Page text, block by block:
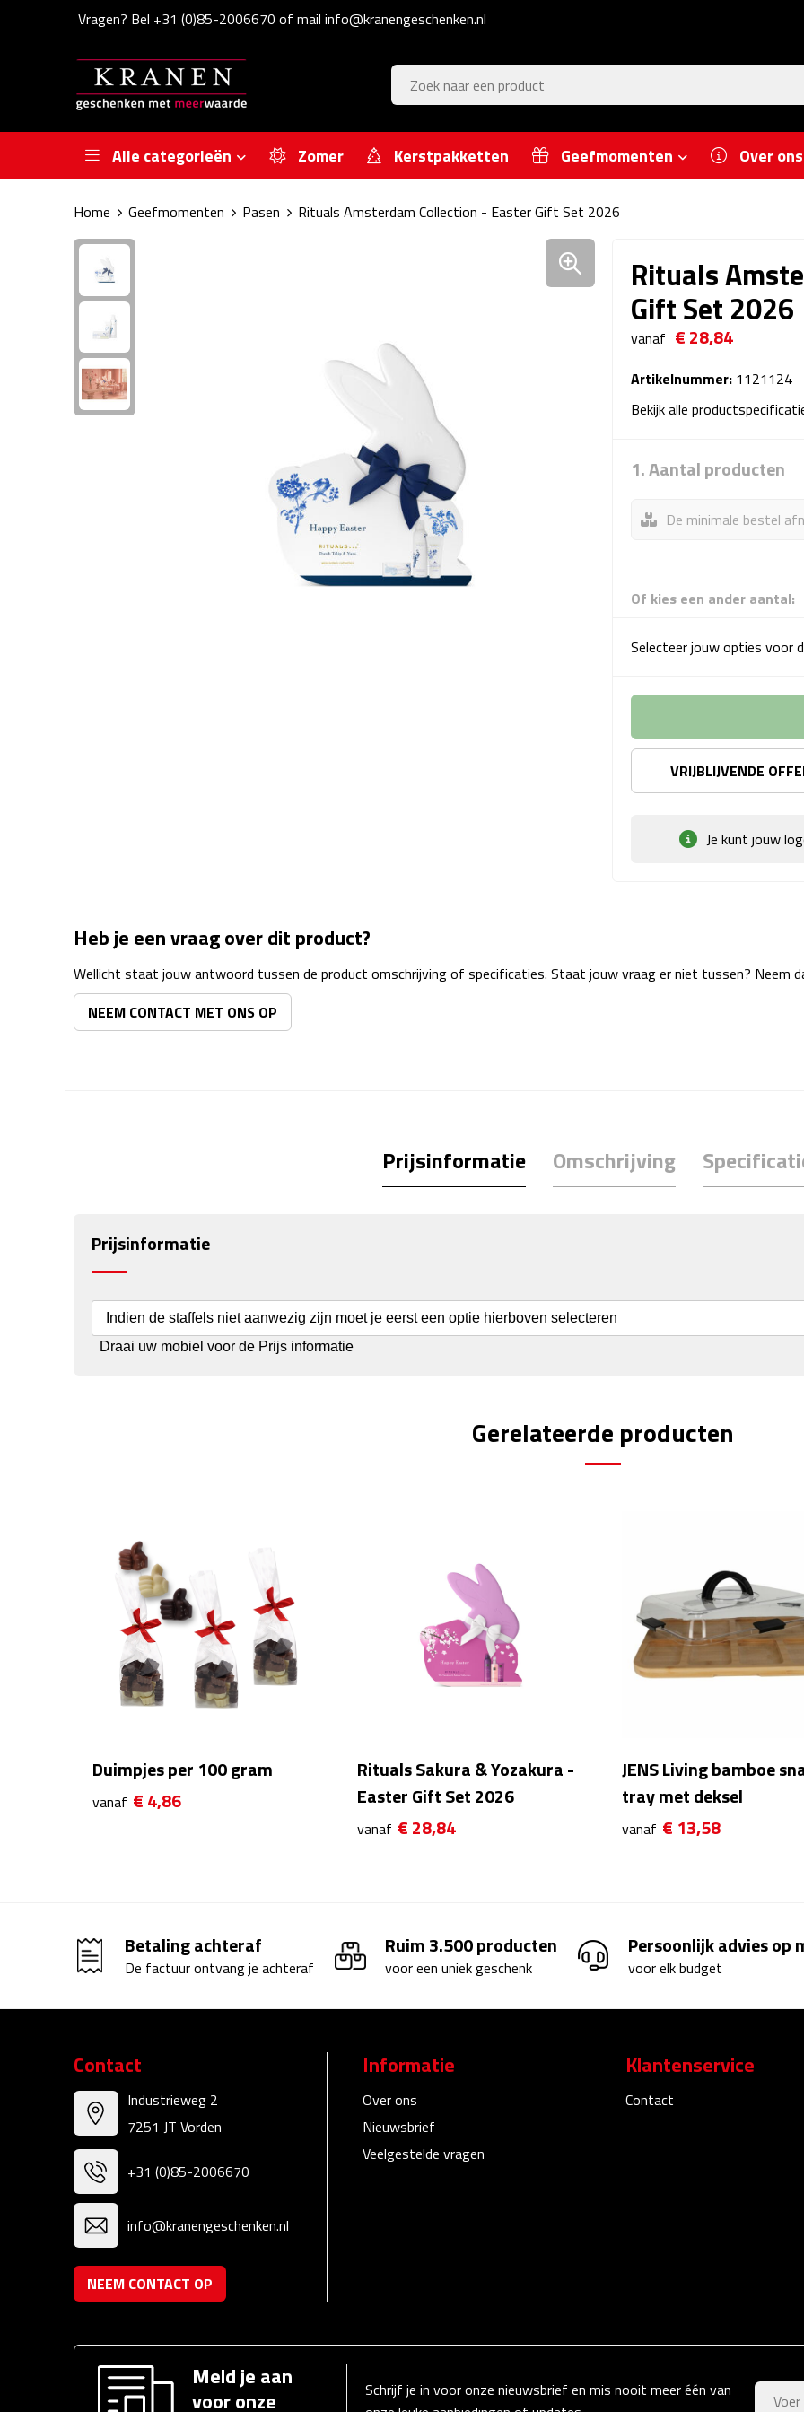
Vragen? Bel +31 (0)85-2006670 of mail info@kranengeschenken.nl
Alle categorieën Zomer Kerstpakketten Geefmomenten Over ons
Home Geefmomenten Pasen Rituals Amsterdam Collection - Easter Gift Set 2026
Rituals
Gift Set 2026
vanaf € 28,84
Artikelnummer: 1121124
Bekijk alle
1. Aantal producten
De minimale bestel
Of kies een ander aantal:
Selecteer jouw opties voor
VRIJBLIJVENDE
Je kunt jouw
Heb je een vraag over dit product?
Wellicht staat jouw antwoord tussen de product omschrijving of specificaties. Staat jouw vraag er niet tussen? Neem
NEEM CONTACT MET ONS OP
Prijsinformatie Omschrijving
Prijsinformatie
Indien de staffels niet aanwezig zijn moet je eerst een optie hierboven selecteren
Draai uw mobiel voor de Prijs informatie
Gerelateerde producten
Duimpjes per 100 gram
vanaf € 4,86
Rituals Sakura & Yozakura -
Easter Gift Set 2026
vanaf € 28,84
JENS Living bamboe
tray met deksel
vanaf € 13,58
Betaling achteraf
De factuur ontvang je achteraf
Ruim 3.500 producten
voor een uniek geschenk
Persoonlijk advies op
voor elk budget
Contact
Industrieweg 2
7251 JT Vorden
+31 (0)85-2006670
info@kranengeschenken.nl
NEEM CONTACT OP
Informatie
Over ons
Nieuwsbrief
Veelgestelde vragen
Klantenservice
Contact
Meld je aan
voor onze
Schrijf je in voor onze nieuwsbrief en mis nooit meer één van